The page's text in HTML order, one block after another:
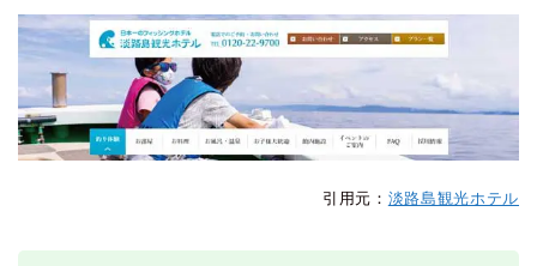
引用元： 淡路島観光ホテル